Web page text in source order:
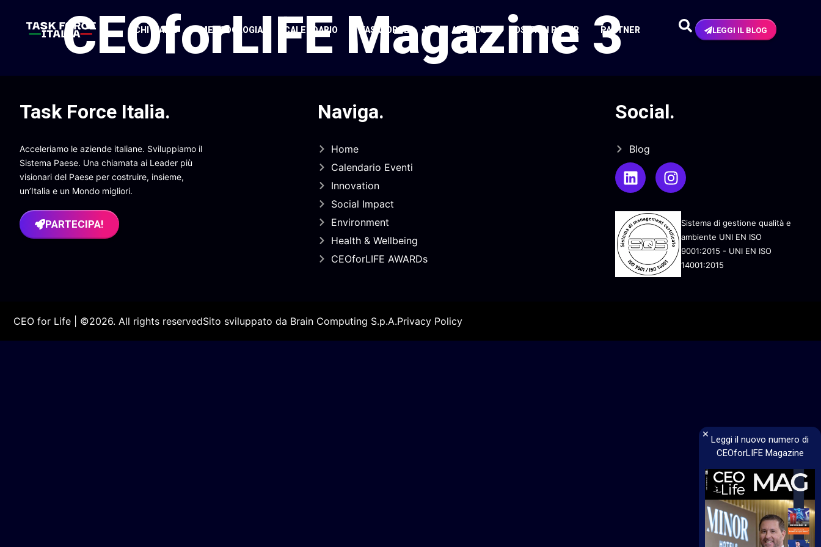
CHI SIAMO METODOLOGIA CALENDARIO TASKFORCE AWARDS POSITION PAPER PARTNER LEGGI IL BLOG
CEOforLIFE Magazine 3
× Leggi il nuovo numero di
CEOforLIFE Magazine
Task Force Italia.
Acceleriamo le aziende italiane. Sviluppiamo il
Sistema Paese. Una chiamata ai Leader più
visionari del Paese per costruire, insieme,
un’Italia e un Mondo migliori.
PARTECIPA!
Naviga.
Home
Calendario Eventi
Innovation
Social Impact
Environment
Health & Wellbeing
CEOforLIFE AWARDs
Social.
Blog
Sistema di gestione qualità e
ambiente UNI EN ISO
9001:2015 - UNI EN ISO
14001:2015
CEO for Life | ©2026. All rights reservedSito sviluppato da Brain Computing S.p.A.Privacy Policy